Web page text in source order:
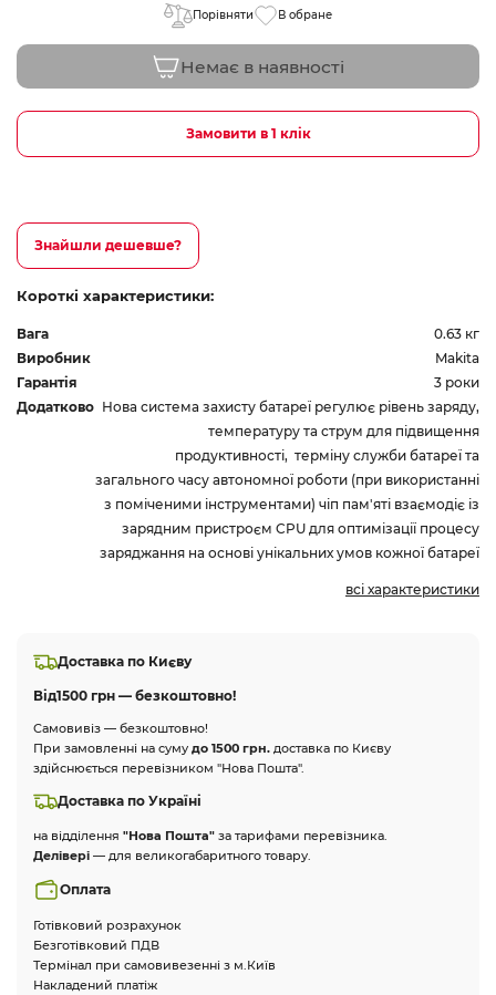
Порівняти В обране
Немає в наявності
Замовити в 1 клік
Знайшли дешевше?
Короткі характеристики:
Вага
0.63 кг
Виробник
Makita
Гарантія
3 роки
Додатково Нова система захисту батареї регулює рівень заряду,
температуру та струм для підвищення
продуктивності, терміну служби батареї та
загального часу автономної роботи (при використанні
з поміченими інструментами) чіп пам'яті взаємодіє із
зарядним пристроєм CPU для оптимізації процесу
заряджання на основі унікальних умов кожної батареї
всі характеристики
Доставка по Києву
Від1500 грн — безкоштовно!
Самовивіз — безкоштовно!
При замовленні на суму до 1500 грн. доставка по Києву
здійснюється перевізником "Нова Пошта".
Доставка по Україні
на відділення "Нова Пошта" за тарифами перевізника.
Делівері — для великогабаритного товару.
Оплата
Готівковий розрахунок
Безготівковий ПДВ
Термінал при самовивезенні з м.Київ
Накладений платіж